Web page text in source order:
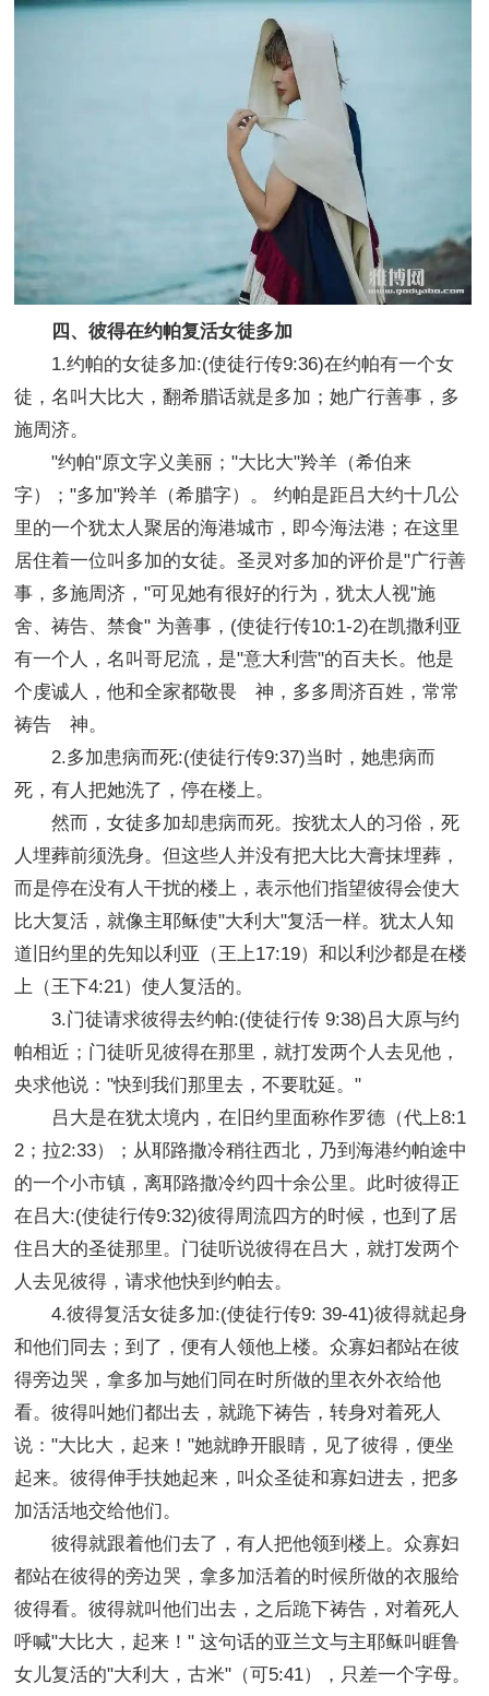
四、彼得在约帕复活女徒多加
1.约帕的女徒多加:(使徒行传9:36)在约帕有一个女
徒，名叫大比大，翻希腊话就是多加；她广行善事，多
施周济。
"约帕"原文字义美丽；"大比大"羚羊（希伯来
字）；"多加"羚羊（希腊字）。 约帕是距吕大约十几公
里的一个犹太人聚居的海港城市，即今海法港；在这里
居住着一位叫多加的女徒。圣灵对多加的评价是"广行善
事，多施周济，"可见她有很好的行为，犹太人视"施
舍、祷告、禁食" 为善事，(使徒行传10:1-2)在凯撒利亚
有一个人，名叫哥尼流，是"意大利营"的百夫长。他是
个虔诚人，他和全家都敬畏 神，多多周济百姓，常常
祷告 神。
2.多加患病而死:(使徒行传9:37)当时，她患病而
死，有人把她洗了，停在楼上。
然而，女徒多加却患病而死。按犹太人的习俗，死
人埋葬前须洗身。但这些人并没有把大比大膏抹埋葬，
而是停在没有人干扰的楼上，表示他们指望彼得会使大
比大复活，就像主耶稣使"大利大"复活一样。犹太人知
道旧约里的先知以利亚（王上17:19）和以利沙都是在楼
上（王下4:21）使人复活的。
3.门徒请求彼得去约帕:(使徒行传 9:38)吕大原与约
帕相近；门徒听见彼得在那里，就打发两个人去见他，
央求他说："快到我们那里去，不要耽延。"
吕大是在犹太境内，在旧约里面称作罗德（代上8:1
2；拉2:33）；从耶路撒冷稍往西北，乃到海港约帕途中
的一个小市镇，离耶路撒冷约四十余公里。此时彼得正
在吕大:(使徒行传9:32)彼得周流四方的时候，也到了居
住吕大的圣徒那里。门徒听说彼得在吕大，就打发两个
人去见彼得，请求他快到约帕去。
4.彼得复活女徒多加:(使徒行传9: 39-41)彼得就起身
和他们同去；到了，便有人领他上楼。众寡妇都站在彼
得旁边哭，拿多加与她们同在时所做的里衣外衣给他
看。彼得叫她们都出去，就跪下祷告，转身对着死人
说："大比大，起来！"她就睁开眼睛，见了彼得，便坐
起来。彼得伸手扶她起来，叫众圣徒和寡妇进去，把多
加活活地交给他们。
彼得就跟着他们去了，有人把他领到楼上。众寡妇
都站在彼得的旁边哭，拿多加活着的时候所做的衣服给
彼得看。彼得就叫他们出去，之后跪下祷告，对着死人
呼喊"大比大，起来！" 这句话的亚兰文与主耶稣叫睚鲁
女儿复活的"大利大，古米"（可5:41），只差一个字母。